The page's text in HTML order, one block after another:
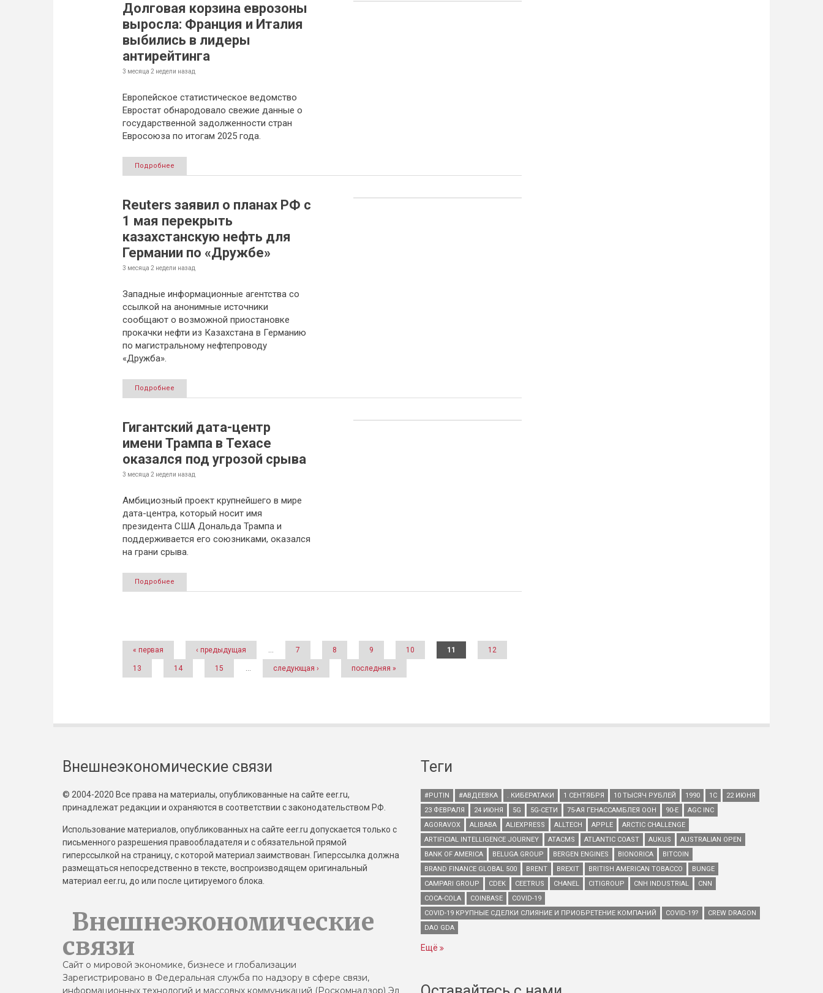
Долговая корзина еврозоны
выросла: Франция и Италия
выбились в лидеры
антирейтинга
3 месяца 2 недели назад
Европейское статистическое ведомство
Евростат обнародовало свежие данные о
государственной задолженности стран
Евросоюза по итогам 2025 года.
Подробнее
Reuters заявил о планах РФ с
1 мая перекрыть
казахстанскую нефть для
Германии по «Дружбе»
3 месяца 2 недели назад
Западные информационные агентства со
ссылкой на анонимные источники
сообщают о возможной приостановке
прокачки нефти из Казахстана в Германию
по магистральному нефтепроводу
«Дружба».
Подробнее
Гигантский дата-центр
имени Трампа в Техасе
оказался под угрозой срыва
3 месяца 2 недели назад
Амбициозный проект крупнейшего в мире
дата-центра, который носит имя
президента США Дональда Трампа и
поддерживается его союзниками, оказался
на грани срыва.
Подробнее
Страницы
« первая ‹ предыдущая … 7 8 9 10 11 12
13 14 15 … следующая › последняя »
Внешнеэкономические связи
© 2004-2020 Все права на материалы, опубликованные на сайте eer.ru,
принадлежат редакции и охраняются в соответствии с законодательством РФ.
Использование материалов, опубликованных на сайте eer.ru допускается только с
письменного разрешения правообладателя и с обязательной прямой
гиперссылкой на страницу, с которой материал заимствован. Гиперссылка должна
размещаться непосредственно в тексте, воспроизводящем оригинальный
материал eer.ru, до или после цитируемого блока.
Внешнеэкономические
связи
Сайт о мировой экономике, бизнесе и глобализации
Зарегистрировано в Федеральная служба по надзору в сфере связи,
информационных технологий и массовых коммуникаций (Роскомнадзор) Эл
Теги
#PUTIN #АВДЕЕВКА . КИБЕРАТАКИ 1 СЕНТЯБРЯ 10 ТЫСЯЧ РУБЛЕЙ 1990 1С
22 ИЮНЯ
23 ФЕВРАЛЯ
24 ИЮНЯ 5G 5G-СЕТИ 75-АЯ ГЕНАССАМБЛЕЯ ООН 90-Е
AGC INC
AGORAVOX
ALIBABA ALIEXPRESS ALLTECH APPLE
ARCTIC CHALLENGE
ARTIFICIAL INTELLIGENCE JOURNEY
ATACMS ATLANTIC COAST AUKUS
AUSTRALIAN OPEN
BANK OF AMERICA
BELUGA GROUP BERGEN ENGINES BIONORICA
BITCOIN
BRAND FINANCE GLOBAL 500
BRENT BREXIT BRITISH AMERICAN TOBACCO
BUNGE
CAMPARI GROUP
CDEK CEETRUS CHANEL CITIGROUP CNH INDUSTRIAL
CNN
COCA-COLA
COINBASE
COVID-19
COVID-19 КРУПНЫЕ СДЕЛКИ СЛИЯНИЕ И ПРИОБРЕТЕНИЕ КОМПАНИЙ
COVID-19?
CREW DRAGON
DAO GDA
Ещё